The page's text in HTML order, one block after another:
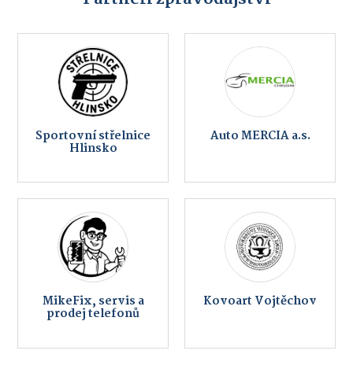
Sportovní střelnice
Hlinsko
Auto MERCIA a.s.
MikeFix, servis a
prodej telefonů
Kovoart Vojtěchov